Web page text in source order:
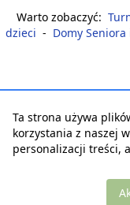
Warto zobaczyć:
dzieci - Domy
Ta strona używa
korzystania z naszej
personalizacji treści,